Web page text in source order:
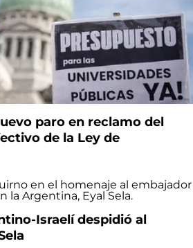
paro en reclamo del
de la Ley de
Israelí despidió al